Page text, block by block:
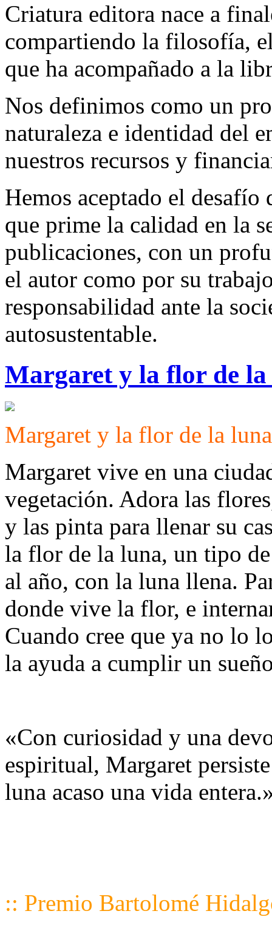
Criatura editora nace a
compartiendo la filosofía,
que ha acompañado a la
Nos definimos como un
naturaleza e identidad del
nuestros recursos y
Hemos aceptado el
que prime la calidad en la
publicaciones, con un
el autor como por su
responsabilidad ante la
autosustentable.
Margaret y la flor de
Margaret y la flor de la luna
Margaret vive en una
vegetación. Adora las
y las pinta para llenar su
la flor de la luna, un tipo
al año, con la luna llena.
donde vive la flor, e
Cuando cree que ya no lo
la ayuda a cumplir un
«Con curiosidad y una
espiritual, Margaret
luna acaso una vida
:: Premio Bartolomé